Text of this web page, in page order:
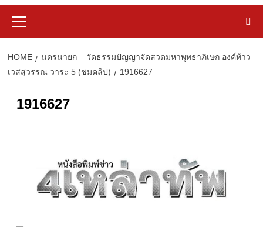
Menu
HOME
นครนายก – วัดธรรมปัญญาจัดสวดมหาพุทธาภิเษก องค์ท้าว
เวสสุวรรณ วาระ 5 (ชมคลิป)
1916627
1916627